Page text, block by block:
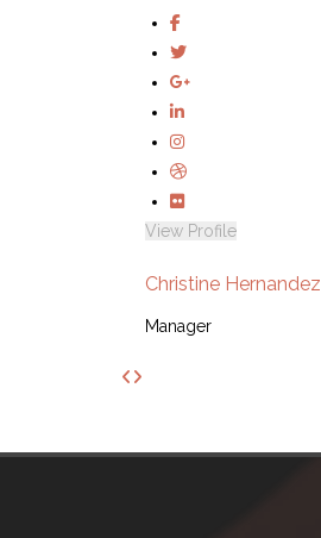
View Profile
Christine Hernandez
Manager